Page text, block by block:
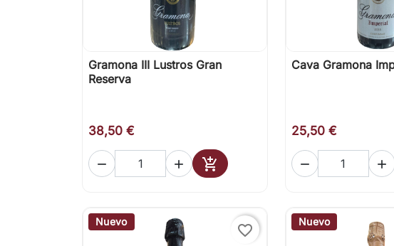
 Vista rápida
Gramona III Lustros Gran
Reserva
38,50 €
  
Añadir al carrito
 Vista
Cava Gramona
25,50 €
 
Nuevo
favorite_border
Nuevo